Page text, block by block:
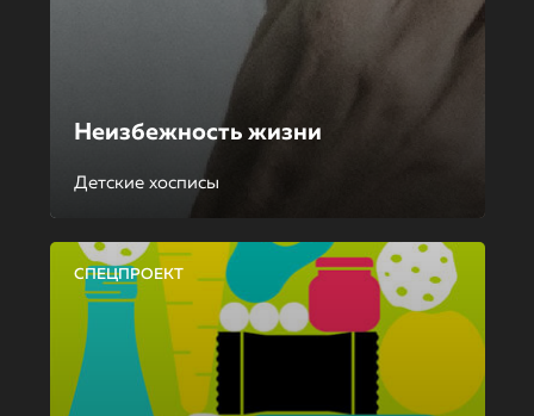
Неизбежность жизни
Детские хосписы
СПЕЦПРОЕКТ